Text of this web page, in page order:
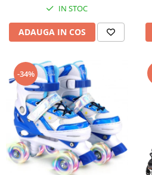
IN STOC
ADAUGA IN COS
-34%